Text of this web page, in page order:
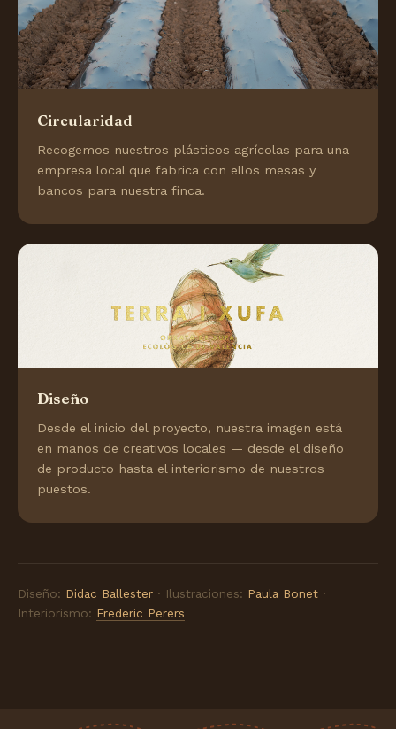
Circularidad
Recogemos nuestros plásticos agrícolas para una
empresa local que fabrica con ellos mesas y
bancos para nuestra finca.
Diseño
Desde el inicio del proyecto, nuestra imagen está
en manos de creativos locales — desde el diseño
de producto hasta el interiorismo de nuestros
puestos.
Diseño: Didac Ballester · Ilustraciones: Paula Bonet ·
Interiorismo: Frederic Perers